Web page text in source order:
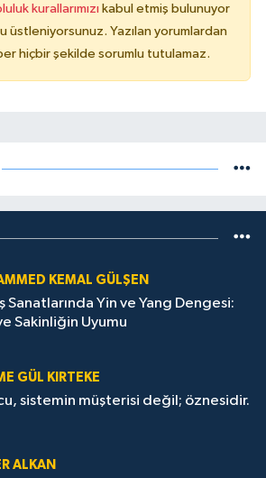
kurallarımızı kabul etmiş bulunuyor
üstleniyorsunuz. Yazılan yorumlardan
hiçbir şekilde sorumlu tutulamaz.
KEMAL GÜLŞEN
Sanatlarında Yin ve Yang Dengesi:
Sakinliğin Uyumu
GÜL KIRTEKE
sistemin müşterisi değil; öznesidir.
ALKAN